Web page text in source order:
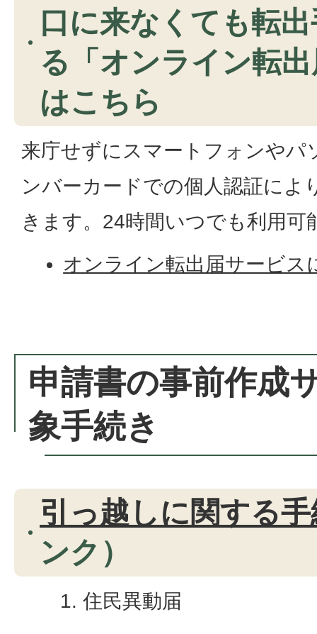
口に来なくても転
る「オンライン転
はこちら
来庁せずにスマートフォンやパ
ンバーカードでの個人認証によ
きます。24時間いつでも利用可
オンライン転出届サービス
申請書の事前作成
象手続き
引っ越しに関する
ンク）
住民異動届